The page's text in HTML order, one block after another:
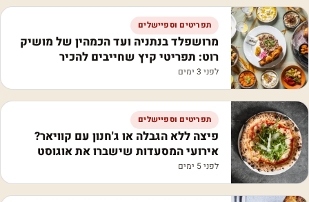
תפריטים וספיישלים
מרושפלד בנתניה ועד הכמהין של מושיק
רוט: תפריטי קיץ שחייבים להכיר
לפני 3 ימים
תפריטים וספיישלים
פיצה ללא הגבלה או ג'חנון עם קוויאר?
אירועי המסעדות שישברו את אוגוסט
לפני 5 ימים